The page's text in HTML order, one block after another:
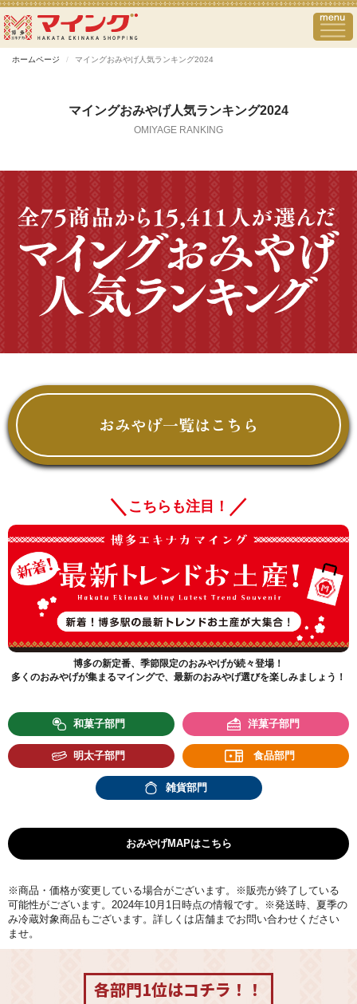
ホームページ マイングおみやげ人気ランキング2024
マイングおみやげ人気ランキング2024
OMIYAGE RANKING
おみやげ一覧はこちら
こちらも注目！
博多の新定番、季節限定のおみやげが続々登場！
多くのおみやげが集まるマイングで、最新のおみやげ選びを楽しみましょう！
和菓子部門 洋菓子部門
明太子部門 食品部門
雑貨部門
おみやげMAPはこちら
※商品・価格が変更している場合がございます。※販売が終了している
可能性がございます。2024年10月1日時点の情報です。※発送時、夏季の
み冷蔵対象商品もございます。詳しくは店舗までお問い合わせください
ませ。
各部門1位はコチラ！！